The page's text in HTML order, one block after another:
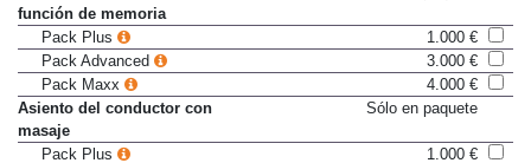
Asiento del conductor con
función de memoria
Pack Plus
1.000 €
Pack Advanced
3.000 €
Pack Maxx
4.000 €
Asiento del conductor con
masaje